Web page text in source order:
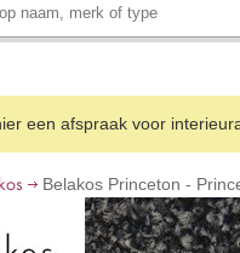
een afspraak voor
Belakos Princeton -